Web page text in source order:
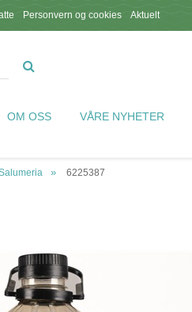
Personvern og cookies Aktuelt
OM OSS VÅRE NYHETER
6225387